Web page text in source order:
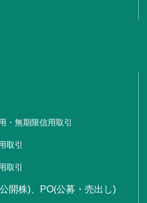
・無期限信用取引
取引
取引
開株)、PO(公募・売出し)